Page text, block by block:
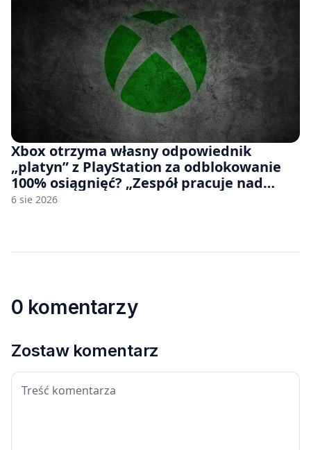
Xbox otrzyma własny odpowiednik
„platyn” z PlayStation za odblokowanie
100% osiągnięć? „Zespół pracuje nad
czymś, co ma się pojawić jeszcze w tym
6 sie 2026
0 komentarzy
Zostaw komentarz